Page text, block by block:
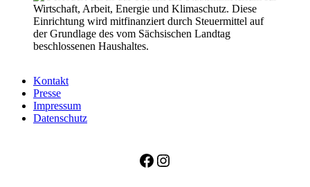
Kontakt
Presse
Impressum
Datenschutz
Facebook
Instagram